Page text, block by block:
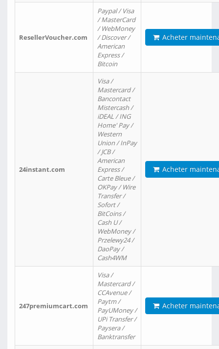
ResellerVoucher.com
Paypal / Visa
/ MasterCard
/ WebMoney
/ Discover /
American
Express /
Bitcoin
Acheter
24instant.com
Visa /
Mastercard /
Bancontact
Mistercash /
iDEAL / ING
Home' Pay /
Western
Union / InPay
/ JCB /
American
Express /
Carte Bleue /
OKPay / Wire
Transfer /
Sofort /
BitCoins /
Cash U /
WebMoney /
Przelewy24 /
DaoPay /
Cash4WM
Acheter
247premiumcart.com
Visa /
Mastercard /
CCAvenue /
Paytm /
PayUMoney /
UPi Transfer /
Paysera /
Banktransfer
Acheter